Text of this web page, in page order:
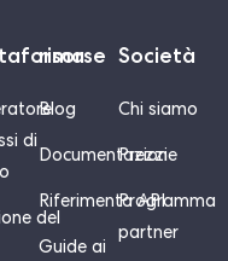
di
del
risorse
Blog
Documentazione
Riferimento API
Guide ai
Società
Chi siamo
Prezzi
Programma
partner